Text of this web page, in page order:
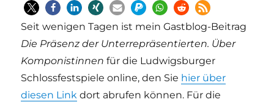
Seit wenigen Tagen ist mein Gastblog-Beitrag
Die Präsenz der Unterrepräsentierten. Über
Komponistinnen für die Ludwigsburger
Schlossfestspiele online, den Sie hier über
diesen Link dort abrufen können. Für die